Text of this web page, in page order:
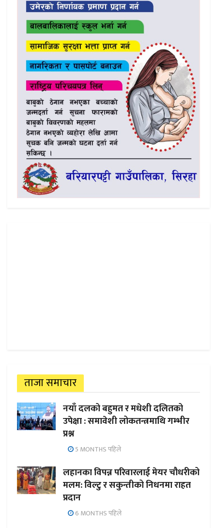
ताजा समाचार
नयाँ दलको बहुमत र मधेशी दलितको
उपेक्षा : समावेशी लोकतन्त्रमाथि गम्भीर
प्रश्न
5 MONTHS पहिले
लहानका विपन्न परिवारलाई मेयर चौधरीको
मलम: विल्टु र सकुन्तीको निधनमा राहत
प्रदान
6 MONTHS पहिले